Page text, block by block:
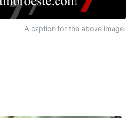
A caption for the above image.